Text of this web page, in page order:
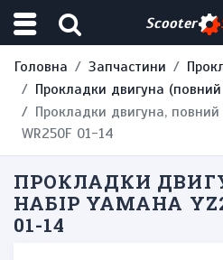
Scooter
Головна Запчастини
Прокладки двигуна (повний
Прокладки двигуна, повний
WR250F 01-14
ПРОКЛАДКИ
НАБІР YAMAHA
01-14